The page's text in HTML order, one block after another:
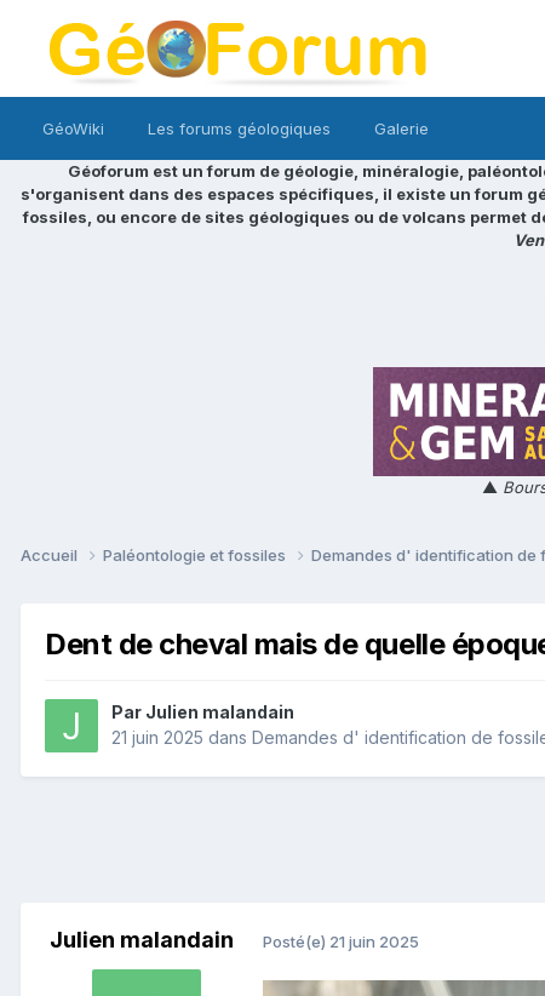
GéoWiki Les forums géologiques Galerie
Géoforum est un forum de géologie, minéralogie,
s'organisent dans des espaces spécifiques, il existe un forum
fossiles, ou encore de sites géologiques ou de volcans permet
▲
Accueil Paléontologie et fossiles Demandes d' identification de
Dent de cheval mais de quelle
Par Julien malandain
21 juin 2025 dans Demandes d' identification de
Julien malandain Posté(e) 21 juin 2025